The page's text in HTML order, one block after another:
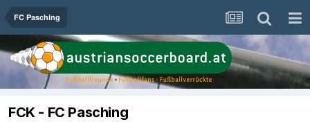
FC Pasching
FCK - FC Pasching